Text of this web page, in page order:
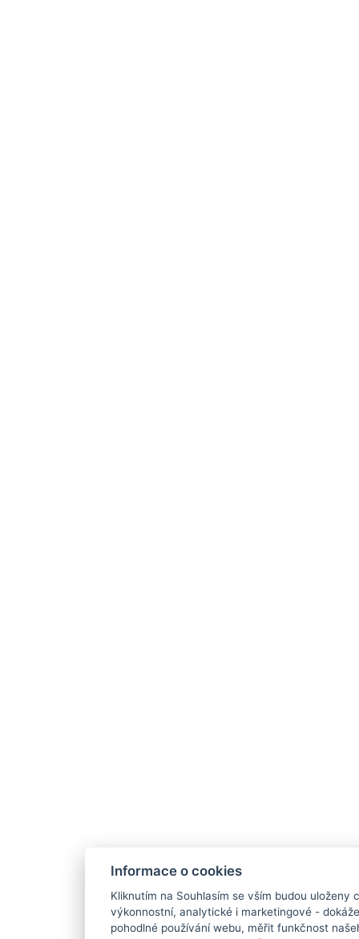
Informace o cookies
Kliknutím na Souhlasím se vším budou uloženy
výkonnostní, analytické i marketingové -
pohodlné používání webu, měřit funkčnost